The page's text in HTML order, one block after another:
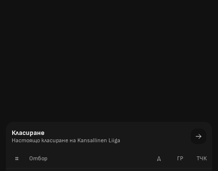
Класиране
Настоящо класиране на Kansallinen Liiga
# Отбор Д ГР TЧК